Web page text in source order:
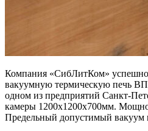
Компания «СибЛитКом» успешно
вакуумную термическую печь
одном из предприятий Санкт-
камеры 1200х1200х700мм.
Предельный допустимый вакуум